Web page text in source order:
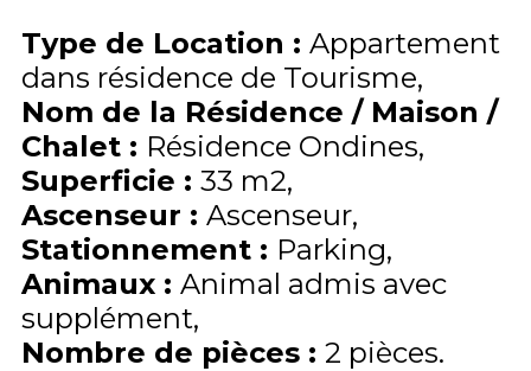
Type de Location : Appartement
dans résidence de Tourisme
Nom de la Résidence / Maison /
Chalet : Résidence Ondines
Superficie : 33 m2
Ascenseur : Ascenseur
Stationnement : Parking
Animaux : Animal admis avec
supplément
Nombre de pièces : 2 pièces